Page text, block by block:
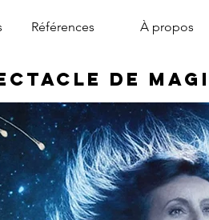
Références À propos
de
arbre de